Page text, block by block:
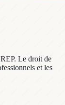
Le droit de
et les